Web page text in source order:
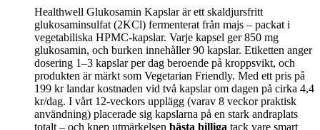
Healthwell Glukosamin Kapslar är ett skaldjursfritt
glukosaminsulfat (2KCl) fermenterat från majs – packat i
vegetabiliska HPMC-kapslar. Varje kapsel ger 850 mg
glukosamin, och burken innehåller 90 kapslar. Etiketten anger
dosering 1–3 kapslar per dag beroende på kroppsvikt, och
produkten är märkt som Vegetarian Friendly. Med ett pris på
199 kr landar kostnaden vid två kapslar om dagen på cirka 4,4
kr/dag. I vårt 12‑veckors upplägg (varav 8 veckor praktisk
användning) placerade sig kapslarna på en stark andraplats
totalt – och knep utmärkelsen bästa billiga tack vare smart